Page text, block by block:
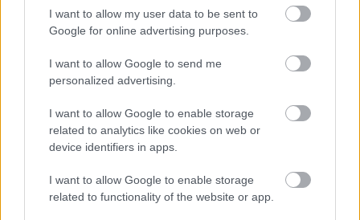
I want to allow my user data to be sent to
Google for online advertising purposes.
I want to allow Google to send me
personalized advertising.
I want to allow Google to enable storage
related to analytics like cookies on web or
device identifiers in apps.
I want to allow Google to enable storage
related to functionality of the website or app.
Εργάζομαι σε μερική απασχόληση με κατώτατο
μισθό. Θα έχω αύξηση;
Η αύξηση του κατώτατου μισθού αφορά κάθε
μορφή εργασίας: την πλήρη, τη μερική, την εκ
περιτροπής, κατ΄ αναλογία προφανώς των ωρών
που εργάζεσαι. Άρα ναι, η αύξηση του κατώτατου
μισθού επηρεάζει και τη μερική απασχόληση.